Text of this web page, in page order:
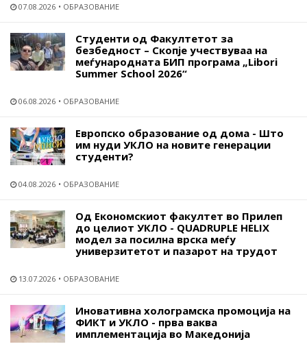
07.08.2026 ОБРАЗОВАНИЕ
Студенти од Факултетот за
безбедност – Скопје учествуваа на
меѓународната БИП програма „Libori
Summer School 2026“
06.08.2026 ОБРАЗОВАНИЕ
Европско образование од дома - Што
им нуди УКЛО на новите генерации
студенти?
04.08.2026 ОБРАЗОВАНИЕ
Од Економскиот факултет во Прилеп
до целиот УКЛО - QUADRUPLE HELIX
модел за посилна врска меѓу
универзитетот и пазарот на трудот
13.07.2026 ОБРАЗОВАНИЕ
Иновативна холограмска промоција на
ФИКТ и УКЛО - прва ваква
имплементација во Македонија